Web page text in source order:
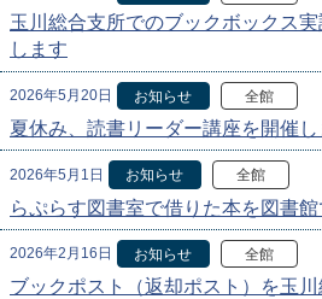
玉川総合支所でのブックボックス
します
2026年5月20日 お知らせ 全館
夏休み、読書リーダー講座を開催し
2026年5月1日 お知らせ 全館
らぷらす図書室で借りた本を図書
2026年2月16日 お知らせ 全館
ブックポスト（返却ポスト）を玉